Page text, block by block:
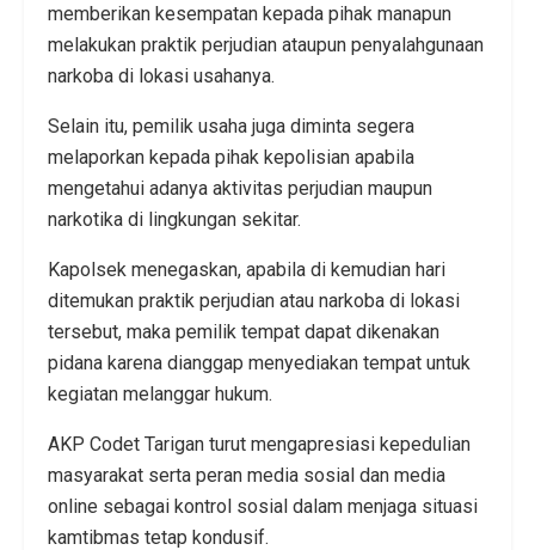
memberikan kesempatan kepada pihak manapun
melakukan praktik perjudian ataupun penyalahgunaan
narkoba di lokasi usahanya.
Selain itu, pemilik usaha juga diminta segera
melaporkan kepada pihak kepolisian apabila
mengetahui adanya aktivitas perjudian maupun
narkotika di lingkungan sekitar.
Kapolsek menegaskan, apabila di kemudian hari
ditemukan praktik perjudian atau narkoba di lokasi
tersebut, maka pemilik tempat dapat dikenakan
pidana karena dianggap menyediakan tempat untuk
kegiatan melanggar hukum.
AKP Codet Tarigan turut mengapresiasi kepedulian
masyarakat serta peran media sosial dan media
online sebagai kontrol sosial dalam menjaga situasi
kamtibmas tetap kondusif.